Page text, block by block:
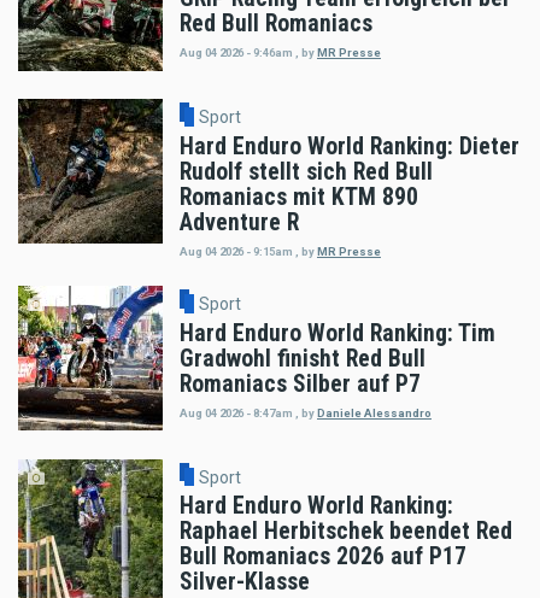
Red Bull Romaniacs
Aug 04 2026 - 9:46am , by MR Presse
Sport
Hard Enduro World Ranking: Dieter
Rudolf stellt sich Red Bull
Romaniacs mit KTM 890
Adventure R
Aug 04 2026 - 9:15am byMR Presse
Sport
Hard Enduro World Ranking: Tim
Gradwohl finisht Red Bull
Romaniacs Silber auf P7
Aug 04 2026 - 8:47am byDaniele Alessandro
Sport
Hard Enduro World Ranking:
Raphael Herbitschek beendet Red
Bull Romaniacs 2026 auf P17
Silver-Klasse